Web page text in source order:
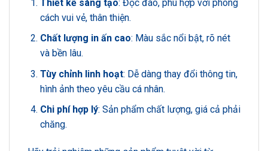
Thiết kế sáng tạo: Độc đáo, phù hợp với phong
cách vui vẻ, thân thiện.
Chất lượng in ấn cao: Màu sắc nổi bật, rõ nét
và bền lâu.
Tùy chỉnh linh hoạt: Dễ dàng thay đổi thông tin,
hình ảnh theo yêu cầu cá nhân.
Chi phí hợp lý: Sản phẩm chất lượng, giá cả phải
chăng.